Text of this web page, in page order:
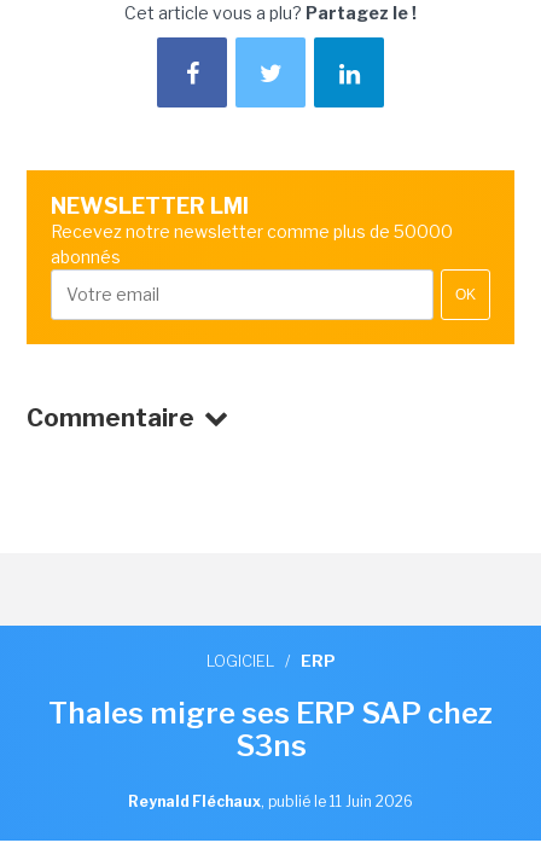
Cet article vous a plu? Partagez le !
NEWSLETTER LMI
Recevez notre newsletter comme plus de 50000
abonnés
OK
Commentaire
LOGICIEL / ERP
Thales migre ses ERP SAP chez
S3ns
Reynald Fléchaux, publié le 11 Juin 2026